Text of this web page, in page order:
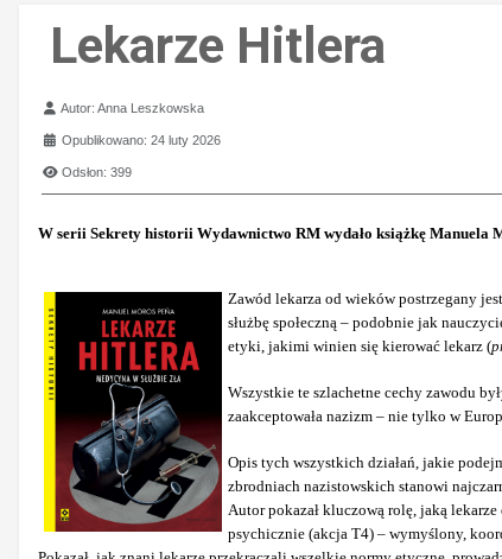
Lekarze Hitlera
Szczegóły
Autor:Anna Leszkowska
Opublikowano: 24 luty 2026
Odsłon: 399
W serii Sekrety historii Wydawnictwo RM wydało książkę Manuela
Zawód lekarza od wieków postrzegany
służbę społeczną – podobnie jak
etyki, jakimi winien się kierować lekarz (
Wszystkie te szlachetne cechy zawodu
zaakceptowała nazizm – nie tylko w
Opis tych wszystkich działań, jakie
zbrodniach nazistowskich stanowi
Autor pokazał kluczową rolę, jaką
psychicznie (akcja T4) – wymyślony,